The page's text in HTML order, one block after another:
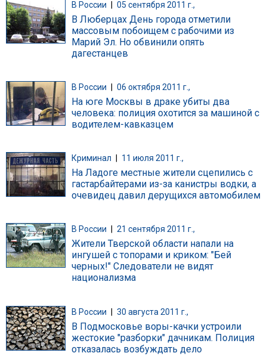
В России | 05 сентября 2011 г.,
В Люберцах День города отметили
массовым побоищем с рабочими из
Марий Эл. Но обвинили опять
дагестанцев
В России 06 октября 2011 г.,
На юге Москвы в драке убиты два
человека: полиция охотится за машиной с
водителем-кавказцем
Криминал 11 июля 2011 г.,
На Ладоге местные жители сцепились с
гастарбайтерами из-за канистры водки, а
очевидец давил дерущихся автомобилем
В России 21 сентября 2011 г.,
Жители Тверской области напали на
ингушей с топорами и криком: "Бей
черных!" Следователи не видят
национализма
В России | 30 августа 2011 г.,
В Подмосковье воры-качки устроили
жестокие "разборки" дачникам. Полиция
отказалась возбуждать дело